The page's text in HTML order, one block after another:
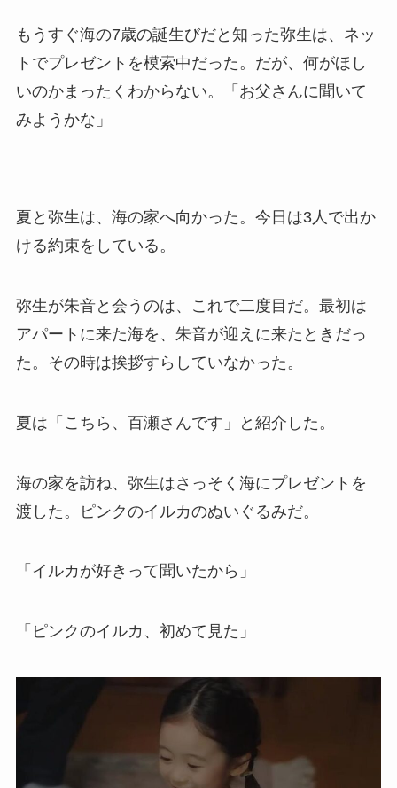
もうすぐ海の7歳の誕生びだと知った弥生は、ネッ
トでプレゼントを模索中だった。だが、何がほし
いのかまったくわからない。「お父さんに聞いて
みようかな」
夏と弥生は、海の家へ向かった。今日は3人で出か
ける約束をしている。
弥生が朱音と会うのは、これで二度目だ。最初は
アパートに来た海を、朱音が迎えに来たときだっ
た。その時は挨拶すらしていなかった。
夏は「こちら、百瀬さんです」と紹介した。
海の家を訪ね、弥生はさっそく海にプレゼントを
渡した。ピンクのイルカのぬいぐるみだ。
「イルカが好きって聞いたから」
「ピンクのイルカ、初めて見た」